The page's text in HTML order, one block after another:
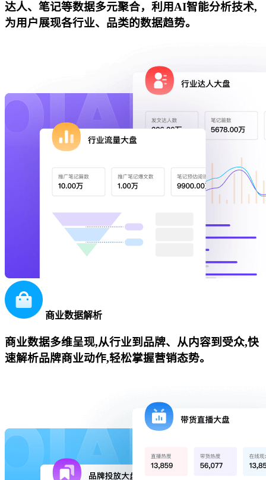
达人、笔记等数据多元聚合，利用AI智能分析技术,
为用户展现各行业、品类的数据趋势。
商业数据解析
商业数据多维呈现,从行业到品牌、从内容到受众,快
速解析品牌商业动作,轻松掌握营销态势。